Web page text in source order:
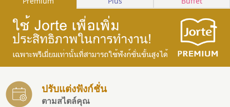
ปรับแต่งฟังก์ชั่น
ตามสไตล์คุณ